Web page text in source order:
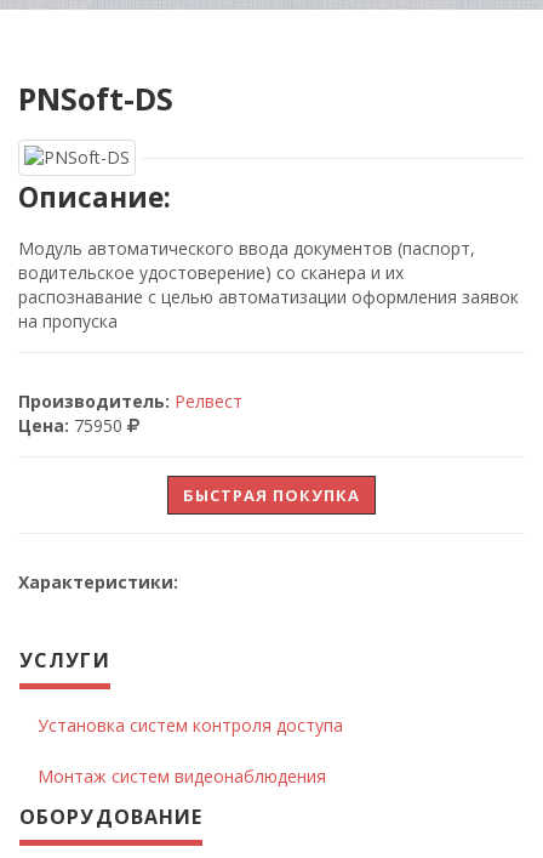
PNSoft-DS
Описание:
Модуль автоматического ввода документов (паспорт,
водительское удостоверение) со сканера и их
распознавание с целью автоматизации оформления заявок
на пропуска
Производитель: Релвест
Цена: 75950
БЫСТРАЯ ПОКУПКА
Характеристики:
УСЛУГИ
Установка систем контроля доступа
Монтаж систем видеонаблюдения
ОБОРУДОВАНИЕ